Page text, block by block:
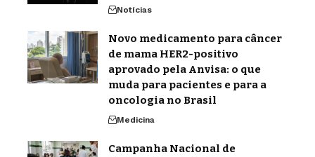
Notícias
Novo medicamento para câncer
de mama HER2-positivo
aprovado pela Anvisa: o que
muda para pacientes e para a
oncologia no Brasil
Medicina
Campanha Nacional de